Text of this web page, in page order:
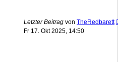
Letzter Beitrag von TheRedbarett
Fr 17. Okt 2025, 14:50